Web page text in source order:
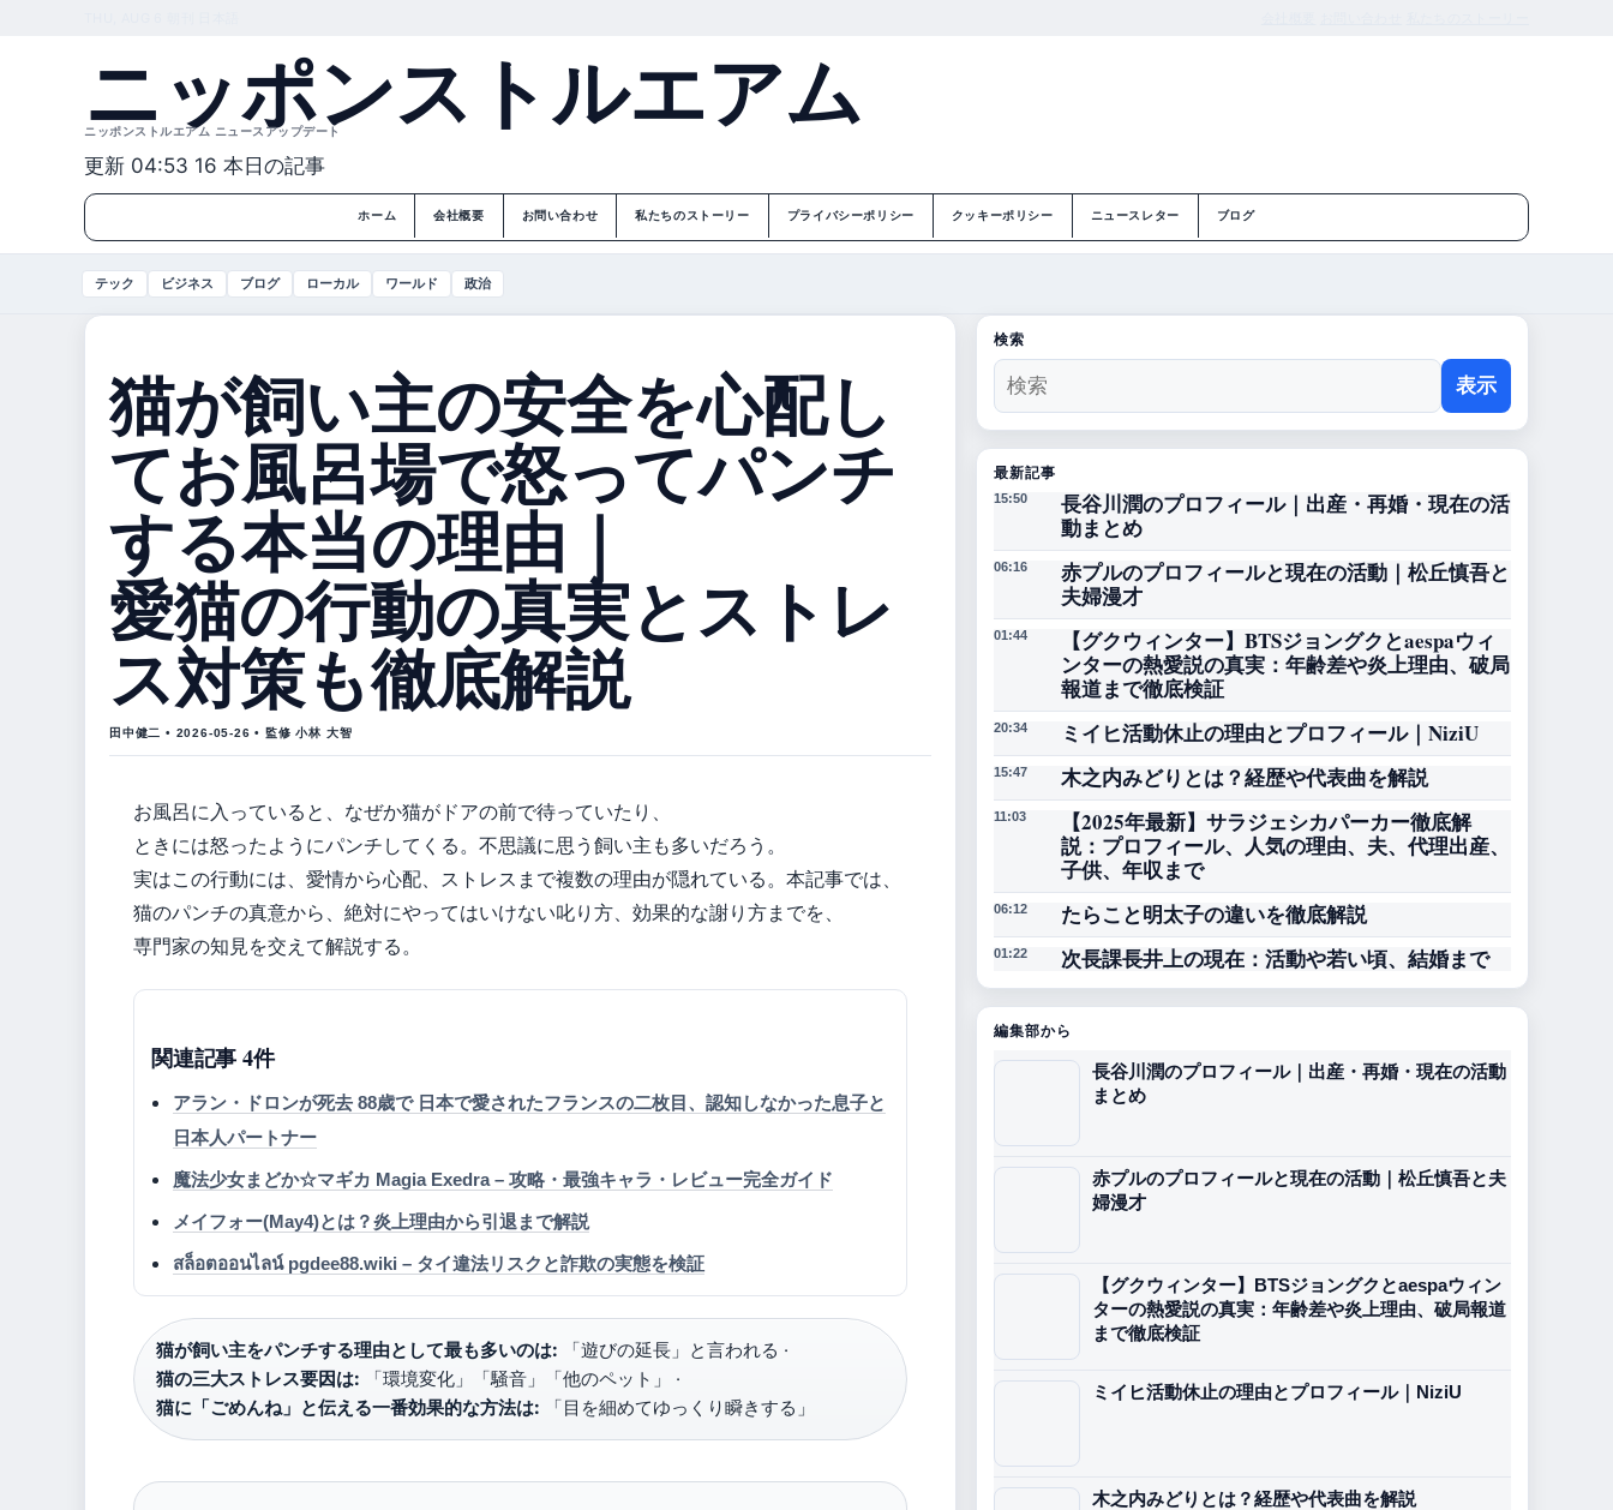
ニッポンストルエアム
ニッポンストルエアム ニュースアップデート
更新 04:53 16 本日の記事
ホーム 会社概要 お問い合わせ 私たちのストーリー プライバシーポリシー クッキーポリシー ニュースレター ブログ
テック ビジネス ブログ ローカル ワールド 政治
猫が飼い主の安全を心配し
てお風呂場で怒ってパンチ
する本当の理由｜
愛猫の行動の真実とストレ
ス対策も徹底解説
田中健二 • 2026-05-26 • 監修 小林 大智
お風呂に入っていると、なぜか猫がドアの前で待っていたり、
ときには怒ったようにパンチしてくる。不思議に思う飼い主も多いだろう。
実はこの行動には、愛情から心配、ストレスまで複数の理由が隠れている。本記事では、
猫のパンチの真意から、絶対にやってはいけない叱り方、効果的な謝り方までを、
専門家の知見を交えて解説する。
関連記事 4件
アラン・ドロンが死去 88歳で 日本で愛されたフランスの二枚目、認知しなかった息子と
日本人パートナー
魔法少女まどか☆マギカ Magia Exedra – 攻略・最強キャラ・レビュー完全ガイド
メイフォー(May4)とは？炎上理由から引退まで解説
สล็อตออนไลน์ pgdee88.wiki – タイ違法リスクと詐欺の実態を検証
猫が飼い主をパンチする理由として最も多いのは: 「遊びの延長」と言われる ·
猫の三大ストレス要因は: 「環境変化」「騒音」「他のペット」 ·
猫に「ごめんね」と伝える一番効果的な方法は: 「目を細めてゆっくり瞬きする」
検索
表示
最新記事
15:50
長谷川潤のプロフィール｜出産・再婚・現在の活
動まとめ
06:16
赤プルのプロフィールと現在の活動｜松丘慎吾と
夫婦漫才
01:44
【グクウィンター】BTSジョングクとaespaウィ
ンターの熱愛説の真実：年齢差や炎上理由、破局
報道まで徹底検証
20:34 ミイヒ活動休止の理由とプロフィール｜NiziU
15:47 木之内みどりとは？経歴や代表曲を解説
11:03
【2025年最新】サラジェシカパーカー徹底解
説：プロフィール、人気の理由、夫、代理出産、
子供、年収まで
06:12 たらこと明太子の違いを徹底解説
01:22 次長課長井上の現在：活動や若い頃、結婚まで
編集部から
長谷川潤のプロフィール｜出産・再婚・現在の活動
まとめ
赤プルのプロフィールと現在の活動｜松丘慎吾と夫
婦漫才
【グクウィンター】BTSジョングクとaespaウィン
ターの熱愛説の真実：年齢差や炎上理由、破局報道
まで徹底検証
ミイヒ活動休止の理由とプロフィール｜NiziU
木之内みどりとは？経歴や代表曲を解説